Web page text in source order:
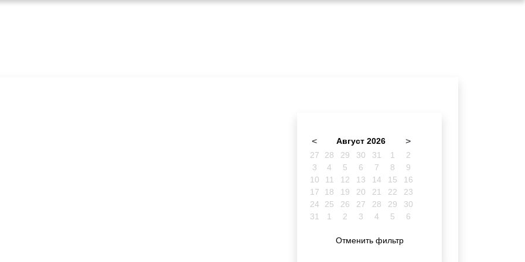
< Август 2026 >
27 28 29 30 31 1
2
3
4 5 6 7 8
9
10
11 12 13 14 15
16
17
18 19 20 21 22
23
24
25 26 27 28 29
30
31
1 2 3 4 5 6
Отменить фильтр